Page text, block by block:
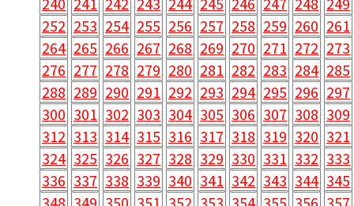
240 241 242 243 244 245 246 247 248 249
252 253 254 255 256 257 258 259 260 261
264 265 266 267 268 269 270 271 272 273
276 277 278 279 280 281 282 283 284 285
288 289 290 291 292 293 294 295 296 297
300 301 302 303 304 305 306 307 308 309
312 313 314 315 316 317 318 319 320 321
324 325 326 327 328 329 330 331 332 333
336 337 338 339 340 341 342 343 344 345